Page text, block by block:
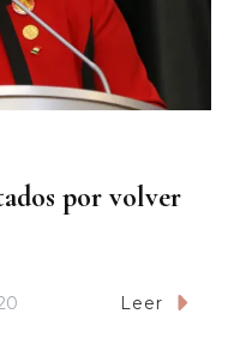
por volver
Leer